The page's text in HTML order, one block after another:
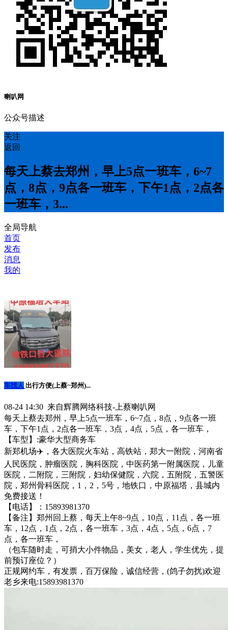
喇叭网
公众号描述
关注
返回
每天上蔡去郑州，早上5点一班车，6~7
点，8点，9点各一班车，下午1点，2点各
一班车，3...
全局导航
首页
发布
消息
我的
车找人 出行方便(上蔡~郑州)...
08-24 14:30 来自辉腾网络科技-上蔡喇叭网
每天上蔡去郑州，早上5点一班车，6~7点，8点，9点各一班
车，下午1点，2点各一班车，3点，4点，5点，各一班车，
【车型】:豪华大型商务车
新郑机场✈️，各大医院火车站，高铁站，郑大一附院，河南省
人民医院，肿瘤医院，胸科医院，中医药第一附属医院，儿童
医院，二附院，三附院，妇幼保健院，六院，五附院，五警医
院，郑州骨科医院，1，2，5号，地铁口，中原福塔，县城内
免费接送！
【电话】：15893981370
【备注】郑州回上蔡，每天上午8~9点，10点，11点，各一班
车，12点，1点，2点，各一班车，3点，4点，5点，6点，7
点，各一班车，
（包车随时走，可捎大小件物品，美女，老人，学生优先，提
前预订座位？）
正规网约车，有发票，百万保险，诚信经营，(鸽子勿扰)欢迎
老乡来电:15893981370